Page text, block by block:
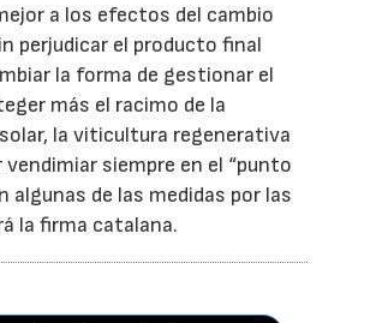
a los efectos del cambio
perjudicar el producto final
la forma de gestionar el
más el racimo de la
la viticultura regenerativa
siempre en el “punto
algunas de las medidas por las
la firma catalana.